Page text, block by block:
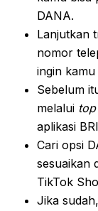
DANA.
Lanjutkan
nomor
ingin kamu
Sebelum
melalui
aplikasi
Cari opsi
sesuaikan
TikTok
Jika